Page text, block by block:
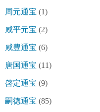
周元通宝 (1)
咸平元宝 (2)
咸豊通宝 (6)
唐国通宝 (11)
啓定通宝 (9)
嗣徳通宝 (85)